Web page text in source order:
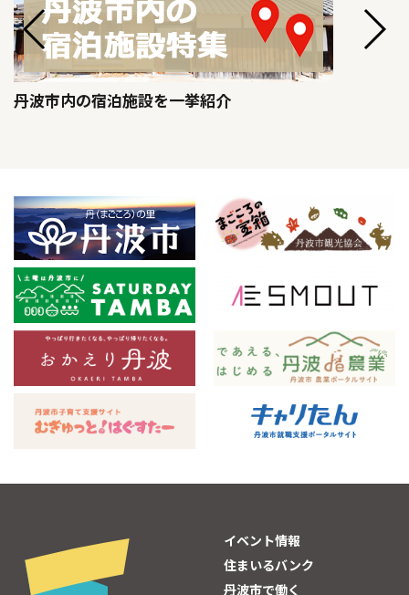
丹波市内の宿泊施設を一挙紹介
イベント情報
住まいるバンク
丹波市で働く